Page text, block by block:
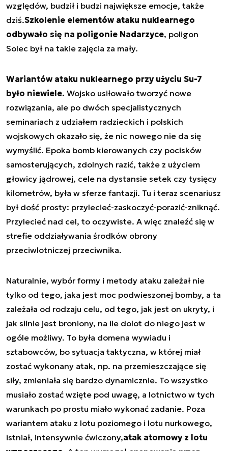
względów, budził i budzi największe emocje, także
dziś.Szkolenie elementów ataku nuklearnego
odbywało się na poligonie Nadarzyce, poligon
Solec był na takie zajęcia za mały.
Wariantów ataku nuklearnego przy użyciu Su-7
było niewiele. Wojsko usiłowało tworzyć nowe
rozwiązania, ale po dwóch specjalistycznych
seminariach z udziałem radzieckich i polskich
wojskowych okazało się, że nic nowego nie da się
wymyślić. Epoka bomb kierowanych czy pocisków
samosterujących, zdolnych razić, także z użyciem
głowicy jądrowej, cele na dystansie setek czy tysięcy
kilometrów, była w sferze fantazji. Tu i teraz scenariusz
był dość prosty: przylecieć-zaskoczyć-porazić-zniknąć.
Przylecieć nad cel, to oczywiste. A więc znaleźć się w
strefie oddziaływania środków obrony
przeciwlotniczej przeciwnika.
Naturalnie, wybór formy i metody ataku zależał nie
tylko od tego, jaka jest moc podwieszonej bomby, a ta
zależała od rodzaju celu, od tego, jak jest on ukryty, i
jak silnie jest broniony, na ile dolot do niego jest w
ogóle możliwy. To była domena wywiadu i
sztabowców, bo sytuacja taktyczna, w której miał
zostać wykonany atak, np. na przemieszczające się
siły, zmieniała się bardzo dynamicznie. To wszystko
musiało zostać wzięte pod uwagę, a lotnictwo w tych
warunkach po prostu miało wykonać zadanie. Poza
wariantem ataku z lotu poziomego i lotu nurkowego,
istniał, intensywnie ćwiczony,atak atomowy z lotu